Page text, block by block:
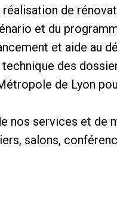
de
et du
et aide au
des
de Lyon
nos services et de
salons,